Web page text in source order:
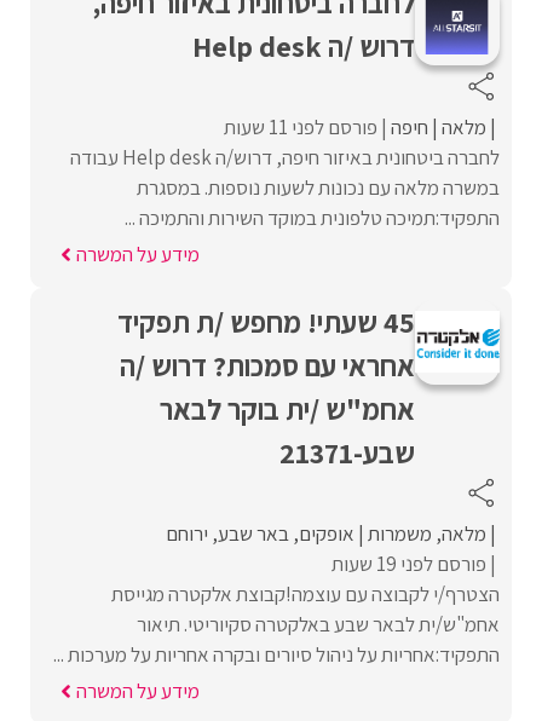
דרוש /ה Help desk
מלאה חיפה פורסם לפני 11 שעות
לחברה ביטחונית באיזור חיפה, דרוש/ה Help desk עבודה
במשרה מלאה עם נכונות לשעות נוספות. במסגרת
התפקיד:תמיכה טלפונית במוקד השירות והתמיכה ...
מידע על המשרה
45 שעתי! מחפש /ת תפקיד
אחראי עם סמכות? דרוש /ה
אחמ"ש /ית בוקר לבאר
שבע-21371
מלאה משמרות אופקים באר שבע ירוחם
פורסם לפני 19 שעות
הצטרף/י לקבוצה עם עוצמה!קבוצת אלקטרה מגייסת
אחמ"ש/ית לבאר שבע באלקטרה סקיוריטי. תיאור
התפקיד:אחריות על ניהול סיורים ובקרה אחריות על מערכות ...
מידע על המשרה